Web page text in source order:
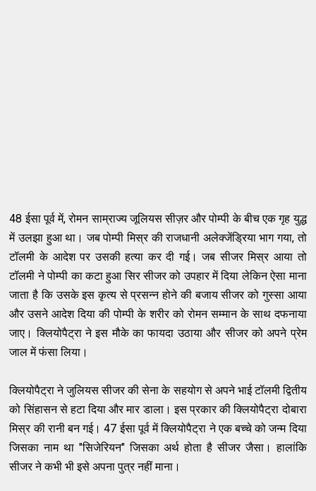
48 ईसा पूर्व में, रोमन साम्राज्य जूलियस सीज़र और पोम्पी के बीच एक गृह युद्ध
में उलझा हुआ था। जब पोम्पी मिस्र की राजधानी अलेक्जेंड्रिया भाग गया, तो
टॉलमी के आदेश पर उसकी हत्या कर दी गई। जब सीजर मिस्र आया तो
टॉलमी ने पोम्पी का कटा हुआ सिर सीजर को उपहार में दिया लेकिन ऐसा माना
जाता है कि उसके इस कृत्य से प्रसन्न होने की बजाय सीजर को गुस्सा आया
और उसने आदेश दिया की पोम्पी के शरीर को रोमन सम्मान के साथ दफनाया
जाए। क्लियोपैट्रा ने इस मौके का फायदा उठाया और सीजर को अपने प्रेम
जाल में फंसा लिया।
क्लियोपैट्रा ने जुलियस सीजर की सेना के सहयोग से अपने भाई टॉलमी द्वितीय
को सिंहासन से हटा दिया और मार डाला। इस प्रकार की क्लियोपैट्रा दोबारा
मिस्र की रानी बन गई। 47 ईसा पूर्व में क्लियोपैट्रा ने एक बच्चे को जन्म दिया
जिसका नाम था "सिजेरियन" जिसका अर्थ होता है सीजर जैसा। हालांकि
सीजर ने कभी भी इसे अपना पुत्र नहीं माना।